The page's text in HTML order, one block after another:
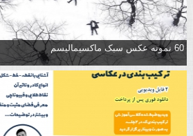
60 نمونه عکس سبک ماکسیمالیسم